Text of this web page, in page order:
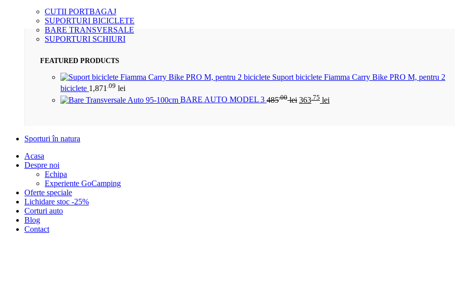
CUTII PORTBAGAJ
SUPORTURI BICICLETE
BARE TRANSVERSALE
SUPORTURI SCHIURI
FEATURED PRODUCTS
Suport biciclete Fiamma Carry Bike PRO M, pentru 2
biciclete 1,871 .09 lei
BARE AUTO MODEL 3 485.00 lei 363 .75 lei
Sporturi în natura
Acasa
Despre noi
Echipa
Experiente GoCamping
Oferte speciale
Lichidare stoc -25%
Corturi auto
Blog
Contact